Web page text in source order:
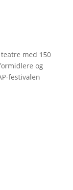
med 150
og
festivalen